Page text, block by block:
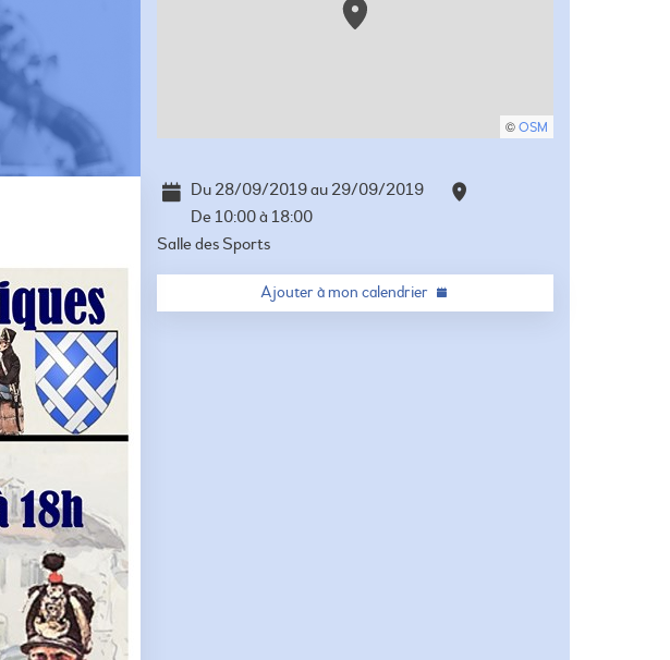
© OSM
Du 28/09/2019au 29/09/2019
De 10:00à 18:00
Salle des Sports
Ajouter à mon calendrier